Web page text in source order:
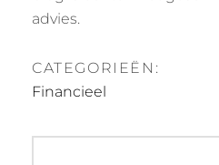
advies.
CATEGORIEËN:
Financieel